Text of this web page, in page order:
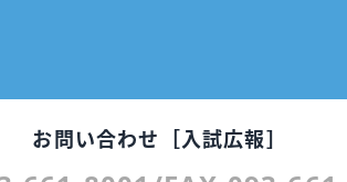
お問い合わせ［入試広報］